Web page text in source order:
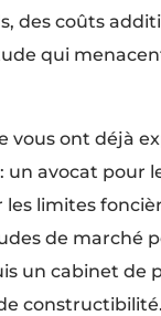
des coûts
qui
vous ont déjà
avocat pour
limites
de marché
un cabinet de